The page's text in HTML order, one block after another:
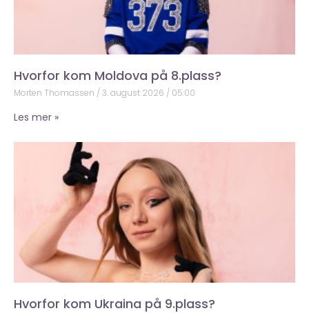
Hvorfor kom Moldova på 8.plass?
Morten Thomassen 3. august 2026 05:00
Les mer »
Hvorfor kom Ukraina på 9.plass?